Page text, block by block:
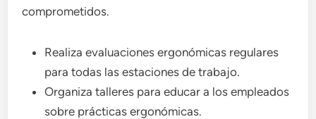
comprometidos.
Realiza evaluaciones ergonómicas regulares
para todas las estaciones de trabajo.
Organiza talleres para educar a los empleados
sobre prácticas ergonómicas.